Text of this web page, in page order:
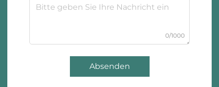
0/1000
Absenden